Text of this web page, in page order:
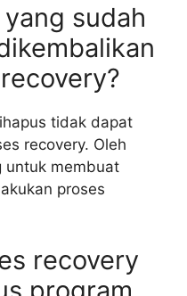
sudah
tidak dapat
recovery. Oleh
untuk membuat
proses
recovery